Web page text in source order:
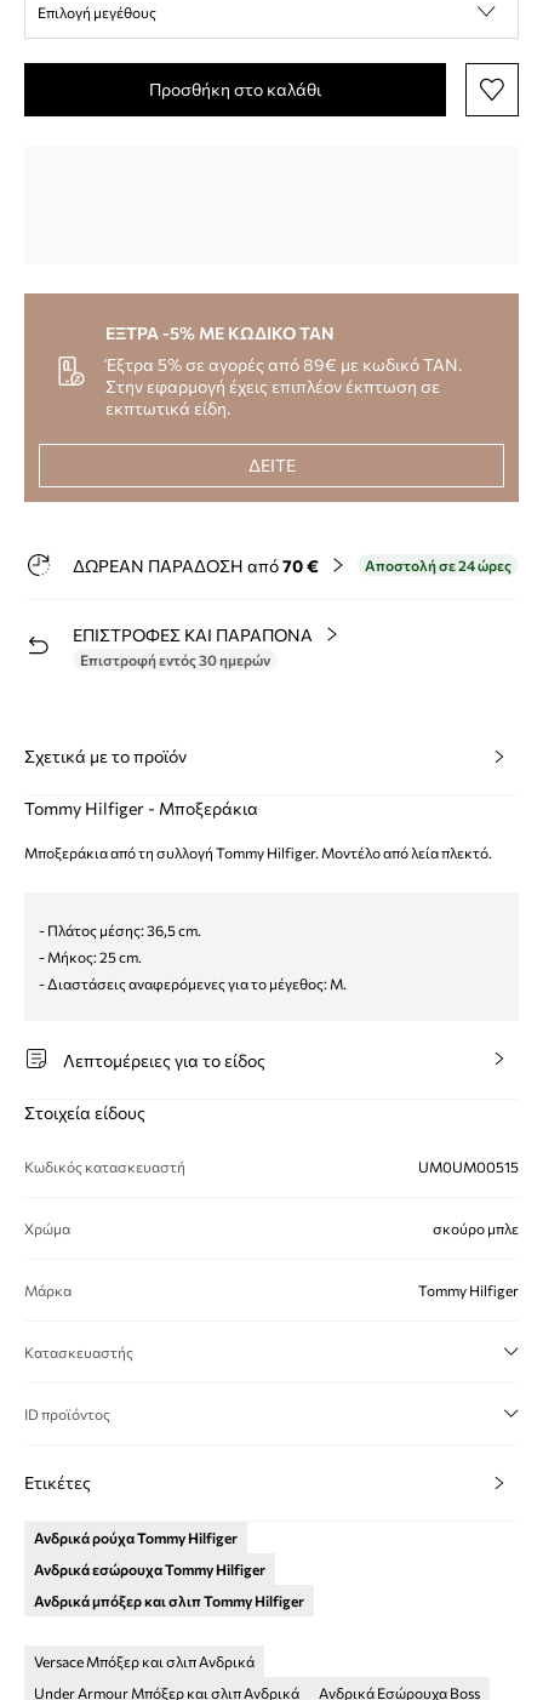
Επιλογή μεγέθους
Προσθήκη στο καλάθι
ΕΞΤΡΑ -5% ΜΕ ΚΩΔΙΚΟ TAN
Έξτρα 5% σε αγορές από 89€ με κωδικό TAN.
Στην εφαρμογή έχεις επιπλέον έκπτωση σε
εκπτωτικά είδη.
ΔΕΙΤΕ
ΔΩΡΕΑΝ ΠΑΡΑΔΟΣΗ από70 € Αποστολή σε 24 ώρες
ΕΠΙΣΤΡΟΦΕΣ ΚΑΙ ΠΑΡΑΠΟΝΑ
Επιστροφή εντός 30 ημερών
Σχετικά με το προϊόν
Tommy Hilfiger - Μποξεράκια
Μποξεράκια από τη συλλογή Tommy Hilfiger. Μοντέλο από λεία πλεκτό.
- Πλάτος μέσης: 36,5 cm.
- Μήκος: 25 cm.
- Διαστάσεις αναφερόμενες για το μέγεθος: M.
Λεπτομέρειες για το είδος
Στοιχεία είδους
Κωδικός κατασκευαστή UM0UM00515
Χρώμα σκούρο μπλε
Μάρκα Tommy Hilfiger
Κατασκευαστής
ID προϊόντος
Ετικέτες
Ανδρικά ρούχα Tommy Hilfiger
Ανδρικά εσώρουχα Tommy Hilfiger
Ανδρικά μπόξερ και σλιπ Tommy Hilfiger
Versace Μπόξερ και σλιπ Ανδρικά
Under Armour Μπόξερ και σλιπ Ανδρικά
Ανδρικά Εσώρουχα Boss